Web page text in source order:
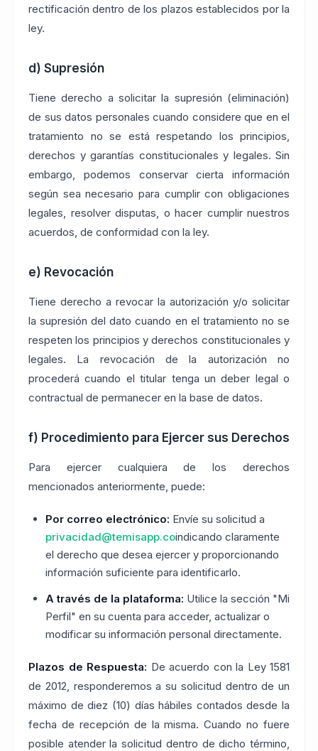
rectificación dentro de los plazos establecidos por la
ley.
d) Supresión
Tiene derecho a solicitar la supresión (eliminación)
de sus datos personales cuando considere que en el
tratamiento no se está respetando los principios,
derechos y garantías constitucionales y legales. Sin
embargo, podemos conservar cierta información
según sea necesario para cumplir con obligaciones
legales, resolver disputas, o hacer cumplir nuestros
acuerdos, de conformidad con la ley.
e) Revocación
Tiene derecho a revocar la autorización y/o solicitar
la supresión del dato cuando en el tratamiento no se
respeten los principios y derechos constitucionales y
legales. La revocación de la autorización no
procederá cuando el titular tenga un deber legal o
contractual de permanecer en la base de datos.
f) Procedimiento para Ejercer sus Derechos
Para ejercer cualquiera de los derechos
mencionados anteriormente, puede:
Por correo electrónico: Envíe su solicitud a
privacidad@temisapp.coindicando claramente
el derecho que desea ejercer y proporcionando
información suficiente para identificarlo.
A través de la plataforma: Utilice la sección "Mi
Perfil" en su cuenta para acceder, actualizar o
modificar su información personal directamente.
Plazos de Respuesta: De acuerdo con la Ley 1581
de 2012, responderemos a su solicitud dentro de un
máximo de diez (10) días hábiles contados desde la
fecha de recepción de la misma. Cuando no fuere
posible atender la solicitud dentro de dicho término,